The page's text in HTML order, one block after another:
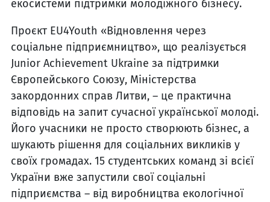
екосистеми підтримки молодіжного бізнесу.
Проєкт EU4Youth «Відновлення через
соціальне підприємництво», що реалізується
Junior Achievement Ukraine за підтримки
Європейського Союзу, Міністерства
закордонних справ Литви, – це практична
відповідь на запит сучасної української молоді.
Його учасники не просто створюють бізнес, а
шукають рішення для соціальних викликів у
своїх громадах. 15 студентських команд зі всієї
України вже запустили свої соціальні
підприємства – від виробництва екологічної